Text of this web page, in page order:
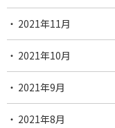
2021年11月
2021年10月
2021年9月
2021年8月